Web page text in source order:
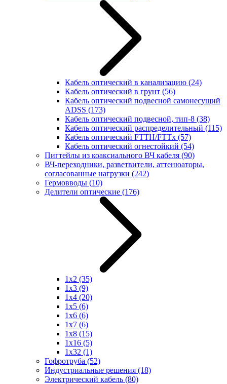
Кабель оптический в канализацию (24)
Кабель оптический в грунт (56)
Кабель оптический подвесной самонесущий
ADSS (173)
Кабель оптический подвесной, тип-8 (38)
Кабель оптический распределительный (115)
Кабель оптический FTTH/FTTx (57)
Кабель оптический огнестойкий (54)
Пигтейлы из коаксиального ВЧ кабеля (90)
ВЧ-переходники, разветвители, аттенюаторы,
согласованные нагрузки (242)
Гермовводы (10)
Делители оптические (176)
1x2 (35)
1x3 (9)
1x4 (20)
1x5 (6)
1x6 (6)
1x7 (6)
1x8 (15)
1x16 (5)
1x32 (1)
Гофротруба (52)
Индустриальные решения (18)
Электрический кабель (80)